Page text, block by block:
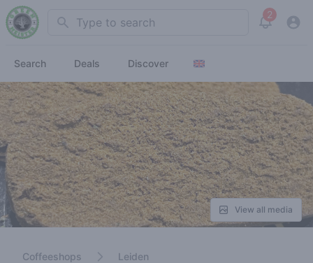
Search 2
View
Search Deals Discover
View all media
Coffeeshops Leiden